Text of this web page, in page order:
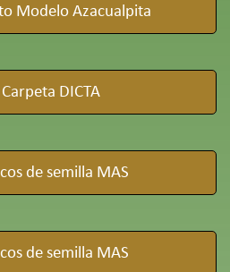
Modelo Azacualpita
DICTA
de semilla MAS
de semilla MAS